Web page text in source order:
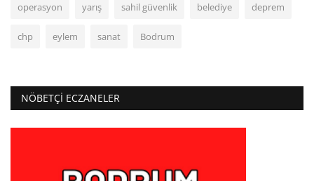
operasyon yarış sahil güvenlik belediye deprem
chp eylem sanat Bodrum
NÖBETÇI ECZANELER